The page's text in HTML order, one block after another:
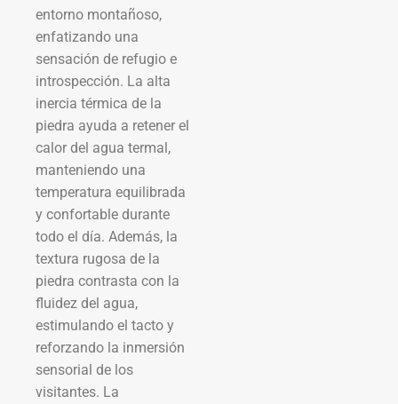
entorno montañoso,
enfatizando una
sensación de refugio e
introspección. La alta
inercia térmica de la
piedra ayuda a retener el
calor del agua termal,
manteniendo una
temperatura equilibrada
y confortable durante
todo el día. Además, la
textura rugosa de la
piedra contrasta con la
fluidez del agua,
estimulando el tacto y
reforzando la inmersión
sensorial de los
visitantes. La